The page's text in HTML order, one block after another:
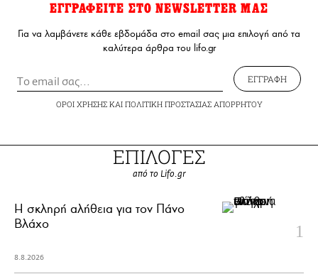
ΕΓΓΡΑΦΕΙΤΕ ΣΤΟ NEWSLETTER ΜΑΣ
Για να λαμβάνετε κάθε εβδομάδα στο email σας μια επιλογή από τα
καλύτερα άρθρα του lifo.gr
ΕΓΓΡΑΦΗ
ΟΡΟΙ ΧΡΗΣΗΣΚΑΙ ΠΟΛΙΤΙΚΗ ΠΡΟΣΤΑΣΙΑΣ ΑΠΟΡΡΗΤΟΥ
ΕΠΙΛΟΓΕΣ
από το Lifo.gr
H σκληρή αλήθεια για τον Πάνο
Βλάχο
8.8.2026